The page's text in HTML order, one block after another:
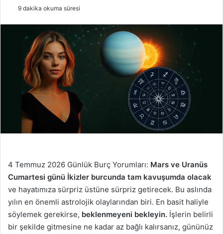
9 dakika okuma süresi
4 Temmuz 2026 Günlük Burç Yorumları: Mars ve Uranüs
Cumartesi günü İkizler burcunda tam kavuşumda olacak
ve hayatımıza sürpriz üstüne sürpriz getirecek. Bu aslında
yılın en önemli astrolojik olaylarından biri. En basit haliyle
söylemek gerekirse, beklenmeyeni bekleyin. İşlerin belirli
bir şekilde gitmesine ne kadar az bağlı kalırsanız, gününüz